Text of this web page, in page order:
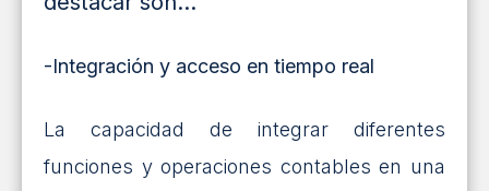
-Integración y acceso en tiempo real
La capacidad de integrar diferentes
funciones y operaciones contables en una